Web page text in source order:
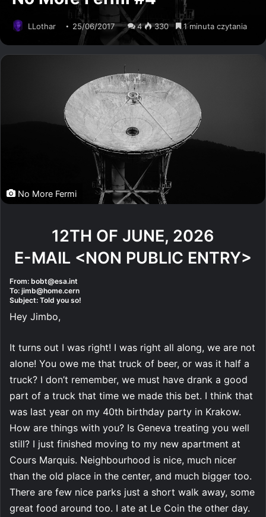
LLothar 25/06/2017 4 330 1 minuta czytania
No More Fermi
12TH OF JUNE, 2026
E-MAIL <NON PUBLIC ENTRY>
From: bobt@esa.int
To: jimb@home.cern
Subject: Told you so!
Hey Jimbo,
It turns out I was right! I was right all along, we are not
alone! You owe me that truck of beer, or was it half a
truck? I don’t remember, we must have drank a good
part of a truck that time we made this bet. I think that
was last year on my 40th birthday party in Krakow.
How are things with you? Is Geneva treating you well
still? I just finished moving to my new apartment at
Cours Marquis. Neighbourhood is nice, much nicer
than the old place in the center, and much bigger too.
There are few nice parks just a short walk away, some
great food around too. I ate at Le Coin the other day.